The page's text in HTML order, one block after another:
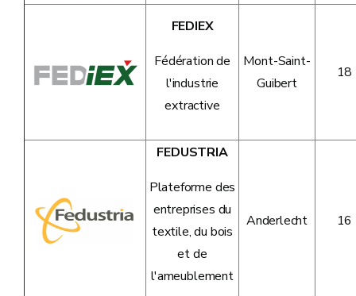
FEDIEX
Fédération de
l'industrie
extractive
Mont-Saint-
Guibert
18
FEDUSTRIA
Plateforme des
entreprises du
textile, du bois
et de
l'ameublement
Anderlecht 16